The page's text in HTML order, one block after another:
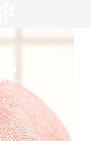
– wir sind